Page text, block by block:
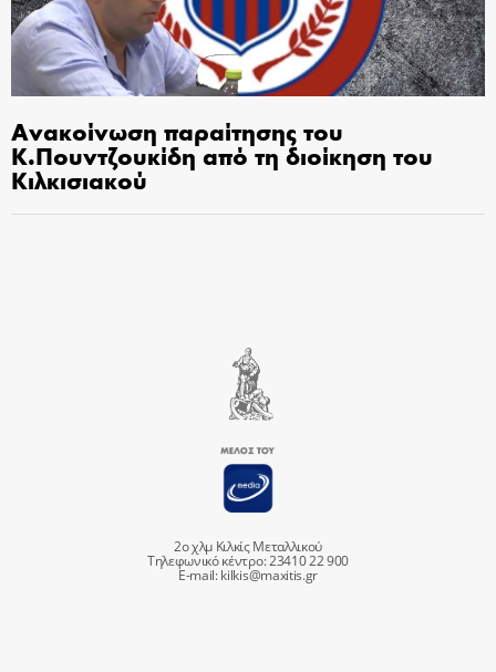
Ανακοίνωση παραίτησης του
Κ.Πουντζουκίδη από τη διοίκηση του
Κιλκισιακού
2ο χλμ Κιλκίς Μεταλλικού
Τηλεφωνικό κέντρο: 23410 22 900
E-mail:kilkis@maxitis.gr